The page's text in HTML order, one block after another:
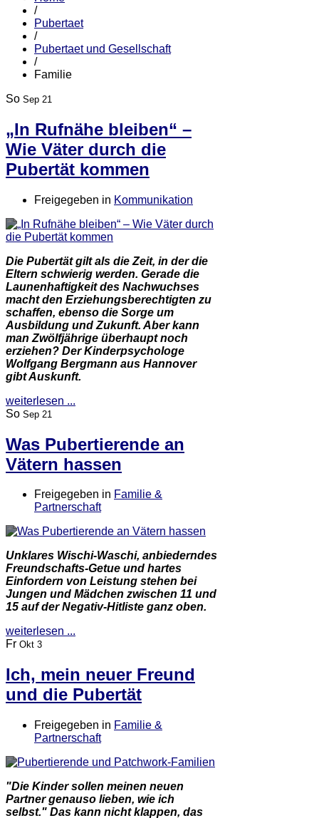
/
Pubertaet
/
Pubertaet und Gesellschaft
/
Familie
So Sep 21
„In Rufnähe bleiben“ –
Wie Väter durch die
Pubertät kommen
Freigegeben in Kommunikation
Die Pubertät gilt als die Zeit, in der die
Eltern schwierig werden. Gerade die
Launenhaftigkeit des Nachwuchses
macht den Erziehungsberechtigten zu
schaffen, ebenso die Sorge um
Ausbildung und Zukunft. Aber kann
man Zwölfjährige überhaupt noch
erziehen? Der Kinderpsychologe
Wolfgang Bergmann aus Hannover
gibt Auskunft.
weiterlesen ...
So Sep 21
Was Pubertierende an
Vätern hassen
Freigegeben in Familie &
Partnerschaft
Unklares Wischi-Waschi, anbiederndes
Freundschafts-Getue und hartes
Einfordern von Leistung stehen bei
Jungen und Mädchen zwischen 11 und
15 auf der Negativ-Hitliste ganz oben.
weiterlesen ...
Fr Okt 3
Ich, mein neuer Freund
und die Pubertät
Freigegeben in Familie &
Partnerschaft
"Die Kinder sollen meinen neuen
Partner genauso lieben, wie ich
selbst." Das kann nicht klappen, das